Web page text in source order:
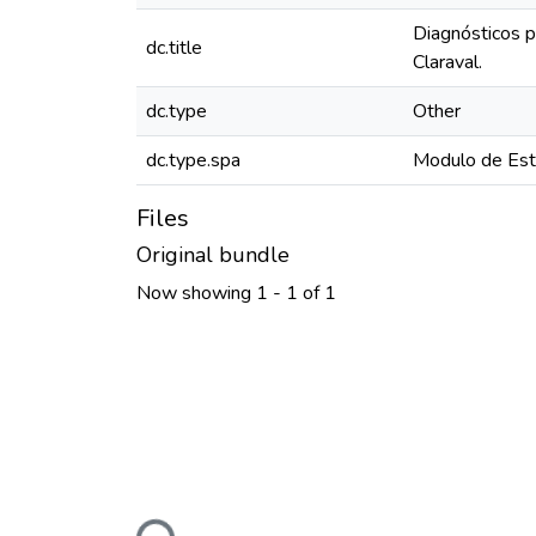
dc.title
Diagnósticos
Claraval.
dc.type
Other
dc.type.spa
Modulo de
Files
Original bundle
Now showing 1 - 1 of 1